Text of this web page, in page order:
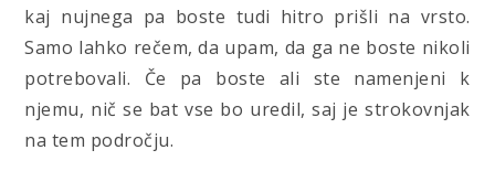
kaj nujnega pa boste tudi hitro prišli na vrsto.
Samo lahko rečem, da upam, da ga ne boste nikoli
potrebovali. Če pa boste ali ste namenjeni k
njemu, nič se bat vse bo uredil, saj je strokovnjak
na tem področju.